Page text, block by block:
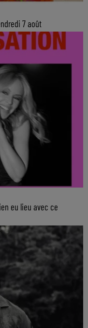
7 août
eu lieu avec ce